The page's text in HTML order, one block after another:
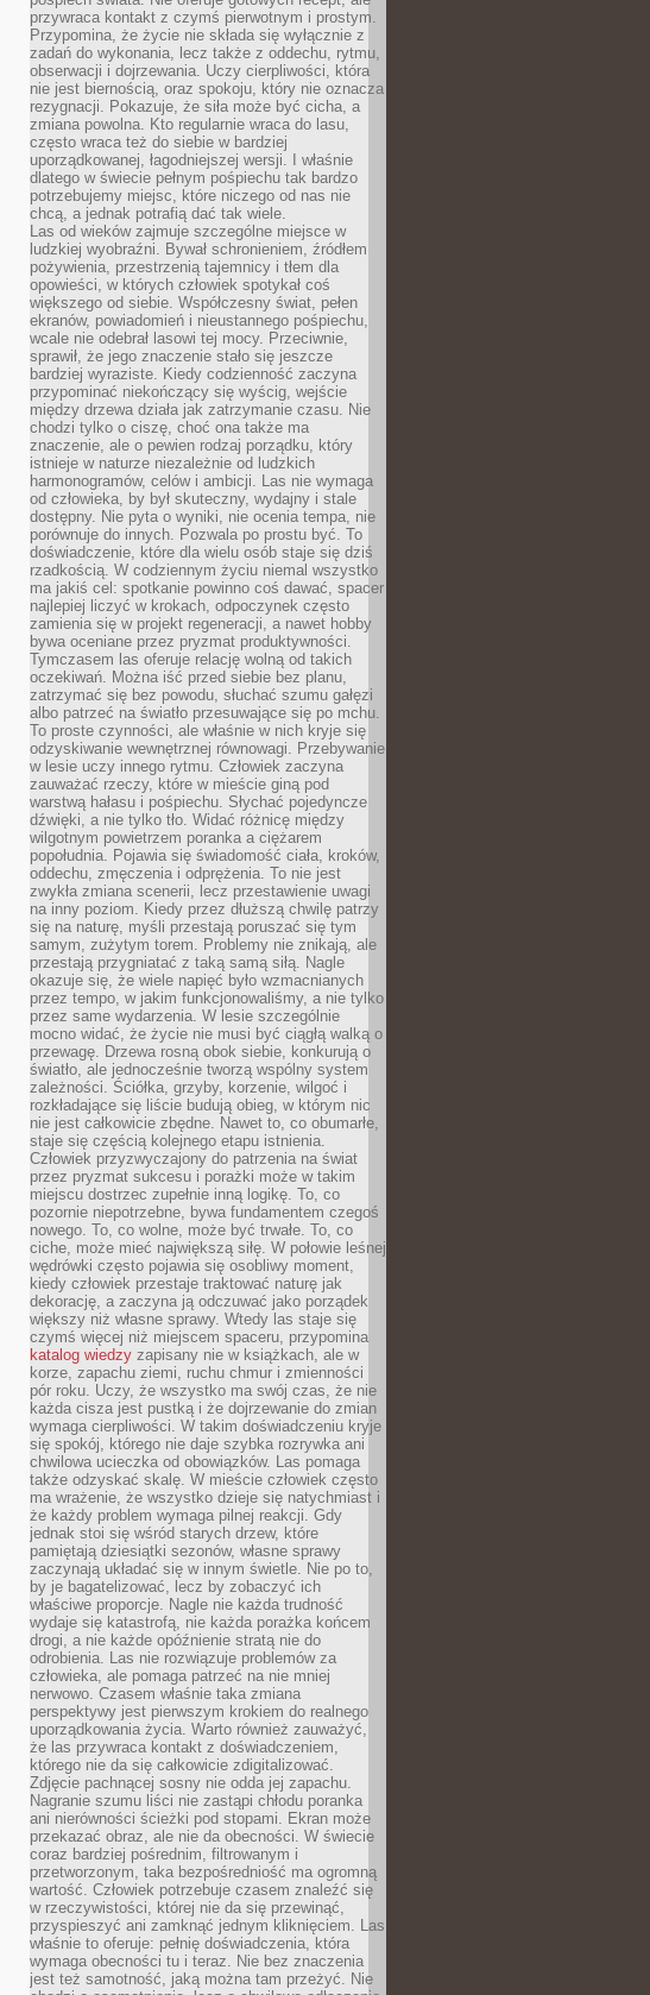
przywraca kontakt z czymś pierwotnym i prostym.
Przypomina, że życie nie składa się wyłącznie z
zadań do wykonania, lecz także z oddechu, rytmu,
obserwacji i dojrzewania. Uczy cierpliwości, która
nie jest biernością, oraz spokoju, który nie oznacza
rezygnacji. Pokazuje, że siła może być cicha, a
zmiana powolna. Kto regularnie wraca do lasu,
często wraca też do siebie w bardziej
uporządkowanej, łagodniejszej wersji. I właśnie
dlatego w świecie pełnym pośpiechu tak bardzo
potrzebujemy miejsc, które niczego od nas nie
chcą, a jednak potrafią dać tak wiele.
Las od wieków zajmuje szczególne miejsce w
ludzkiej wyobraźni. Bywał schronieniem, źródłem
pożywienia, przestrzenią tajemnicy i tłem dla
opowieści, w których człowiek spotykał coś
większego od siebie. Współczesny świat, pełen
ekranów, powiadomień i nieustannego pośpiechu,
wcale nie odebrał lasowi tej mocy. Przeciwnie,
sprawił, że jego znaczenie stało się jeszcze
bardziej wyraziste. Kiedy codzienność zaczyna
przypominać niekończący się wyścig, wejście
między drzewa działa jak zatrzymanie czasu. Nie
chodzi tylko o ciszę, choć ona także ma
znaczenie, ale o pewien rodzaj porządku, który
istnieje w naturze niezależnie od ludzkich
harmonogramów, celów i ambicji. Las nie wymaga
od człowieka, by był skuteczny, wydajny i stale
dostępny. Nie pyta o wyniki, nie ocenia tempa, nie
porównuje do innych. Pozwala po prostu być. To
doświadczenie, które dla wielu osób staje się dziś
rzadkością. W codziennym życiu niemal wszystko
ma jakiś cel: spotkanie powinno coś dawać, spacer
najlepiej liczyć w krokach, odpoczynek często
zamienia się w projekt regeneracji, a nawet hobby
bywa oceniane przez pryzmat produktywności.
Tymczasem las oferuje relację wolną od takich
oczekiwań. Można iść przed siebie bez planu,
zatrzymać się bez powodu, słuchać szumu gałęzi
albo patrzeć na światło przesuwające się po mchu.
To proste czynności, ale właśnie w nich kryje się
odzyskiwanie wewnętrznej równowagi. Przebywanie
w lesie uczy innego rytmu. Człowiek zaczyna
zauważać rzeczy, które w mieście giną pod
warstwą hałasu i pośpiechu. Słychać pojedyncze
dźwięki, a nie tylko tło. Widać różnicę między
wilgotnym powietrzem poranka a ciężarem
popołudnia. Pojawia się świadomość ciała, kroków,
oddechu, zmęczenia i odprężenia. To nie jest
zwykła zmiana scenerii, lecz przestawienie uwagi
na inny poziom. Kiedy przez dłuższą chwilę patrzy
się na naturę, myśli przestają poruszać się tym
samym, zużytym torem. Problemy nie znikają, ale
przestają przygniatać z taką samą siłą. Nagle
okazuje się, że wiele napięć było wzmacnianych
przez tempo, w jakim funkcjonowaliśmy, a nie tylko
przez same wydarzenia. W lesie szczególnie
mocno widać, że życie nie musi być ciągłą walką o
przewagę. Drzewa rosną obok siebie, konkurują o
światło, ale jednocześnie tworzą wspólny system
zależności. Ściółka, grzyby, korzenie, wilgoć i
rozkładające się liście budują obieg, w którym nic
nie jest całkowicie zbędne. Nawet to, co obumarłe,
staje się częścią kolejnego etapu istnienia.
Człowiek przyzwyczajony do patrzenia na świat
przez pryzmat sukcesu i porażki może w takim
miejscu dostrzec zupełnie inną logikę. To, co
pozornie niepotrzebne, bywa fundamentem czegoś
nowego. To, co wolne, może być trwałe. To, co
ciche, może mieć największą siłę. W połowie leśnej
wędrówki często pojawia się osobliwy moment,
kiedy człowiek przestaje traktować naturę jak
dekorację, a zaczyna ją odczuwać jako porządek
większy niż własne sprawy. Wtedy las staje się
czymś więcej niż miejscem spaceru, przypomina
katalog wiedzy zapisany nie w książkach, ale w
korze, zapachu ziemi, ruchu chmur i zmienności
pór roku. Uczy, że wszystko ma swój czas, że nie
każda cisza jest pustką i że dojrzewanie do zmian
wymaga cierpliwości. W takim doświadczeniu kryje
się spokój, którego nie daje szybka rozrywka ani
chwilowa ucieczka od obowiązków. Las pomaga
także odzyskać skalę. W mieście człowiek często
ma wrażenie, że wszystko dzieje się natychmiast i
że każdy problem wymaga pilnej reakcji. Gdy
jednak stoi się wśród starych drzew, które
pamiętają dziesiątki sezonów, własne sprawy
zaczynają układać się w innym świetle. Nie po to,
by je bagatelizować, lecz by zobaczyć ich
właściwe proporcje. Nagle nie każda trudność
wydaje się katastrofą, nie każda porażka końcem
drogi, a nie każde opóźnienie stratą nie do
odrobienia. Las nie rozwiązuje problemów za
człowieka, ale pomaga patrzeć na nie mniej
nerwowo. Czasem właśnie taka zmiana
perspektywy jest pierwszym krokiem do realnego
uporządkowania życia. Warto również zauważyć,
że las przywraca kontakt z doświadczeniem,
którego nie da się całkowicie zdigitalizować.
Zdjęcie pachnącej sosny nie odda jej zapachu.
Nagranie szumu liści nie zastąpi chłodu poranka
ani nierówności ścieżki pod stopami. Ekran może
przekazać obraz, ale nie da obecności. W świecie
coraz bardziej pośrednim, filtrowanym i
przetworzonym, taka bezpośredniość ma ogromną
wartość. Człowiek potrzebuje czasem znaleźć się
w rzeczywistości, której nie da się przewinąć,
przyspieszyć ani zamknąć jednym kliknięciem. Las
właśnie to oferuje: pełnię doświadczenia, która
wymaga obecności tu i teraz. Nie bez znaczenia
jest też samotność, jaką można tam przeżyć. Nie